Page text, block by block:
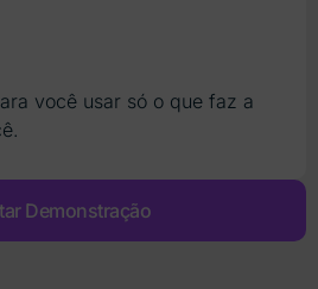
você usar só o que faz a
Demonstração